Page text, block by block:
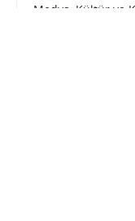
Medya, Kültür ve